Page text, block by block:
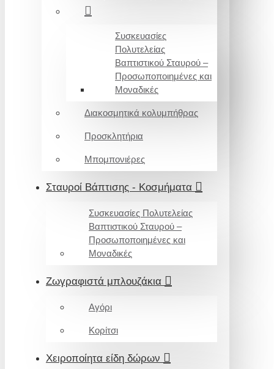
Συσκευασίες
Πολυτελείας
Βαπτιστικού Σταυρού –
Προσωποποιημένες και
Μοναδικές
Διακοσμητικά κολυμπήθρας
Προσκλητήρια
Μπομπονιέρες
Σταυροί Βάπτισης - Κοσμήματα
Συσκευασίες Πολυτελείας
Βαπτιστικού Σταυρού –
Προσωποποιημένες και
Μοναδικές
Ζωγραφιστά μπλουζάκια
Αγόρι
Κορίτσι
Χειροποίητα είδη δώρων